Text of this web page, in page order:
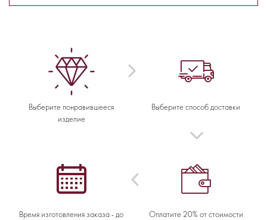
Выберите понравившееся
изделие
Выберите способ доставки
Оплатите 20% от стоимости
Время изготовления заказа - до